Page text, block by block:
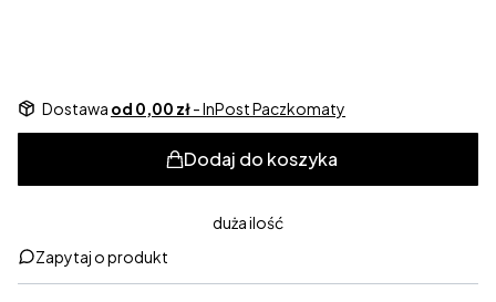
Dostawa od 0,00 zł- InPost Paczkomaty
Dodaj do koszyka
duża ilość
Zapytaj o produkt